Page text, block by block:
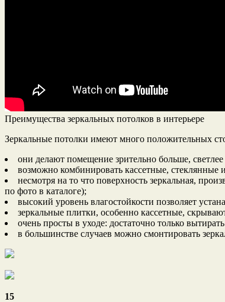
Преимущества зеркальных потолков в интерьере
Зеркальные потолки имеют много положительных
они делают помещение зрительно больше,
возможно комбинировать кассетные,
несмотря на то что поверхность зеркальная,
по фото в каталоге);
высокий уровень влагостойкости позволяет
зеркальные плитки, особенно кассетные,
очень просты в уходе: достаточно только
в большинстве случаев можно смонтировать
15